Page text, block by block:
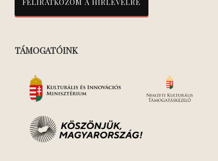
TÁMOGATÓINK